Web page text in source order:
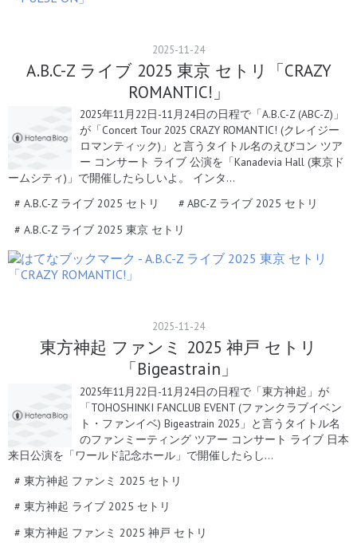
2025-11-24
A.B.C-Z ライブ 2025 東京 セトリ「CRAZY
ROMANTIC!」
2025年11月22日-11月24日の日程で「A.B.C-Z (ABC-Z)」
が「Concert Tour 2025 CRAZY ROMANTIC! (クレイジー
ロマンティック)」と言うタイトル名のえびコン ツア
ー コンサート ライブ 公演を「Kanadevia Hall (東京ド
ームシティ)」で開催したらしいよ。 インタ…
# A.B.C-Z ライブ 2025 セトリ # ABC-Z ライブ 2025 セトリ
# A.B.C-Z ライブ 2025 東京 セトリ
2025-11-24
東方神起 ファンミ 2025 神戸 セトリ
「Bigeastrain」
2025年11月22日-11月24日の日程で「東方神起」が
「TOHOSHINKI FANCLUB EVENT (ファンクラブイベン
ト・ファンイベ) Bigeastrain 2025」と言うタイトル名
のファンミーティング ツアー コンサート ライブ 日本
来日公演を「ワールド記念ホール」で開催したらし…
# 東方神起 ファンミ 2025 セトリ
# 東方神起 ライブ 2025 セトリ
# 東方神起 ファンミ 2025 神戸 セトリ